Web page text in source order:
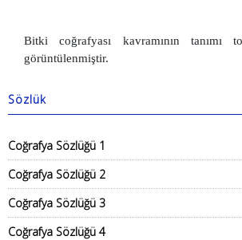
Bitki coğrafyası kavramının tanımı
görüntülenmiştir.
Sözlük
Coğrafya Sözlüğü 1
Coğrafya Sözlüğü 2
Coğrafya Sözlüğü 3
Coğrafya Sözlüğü 4